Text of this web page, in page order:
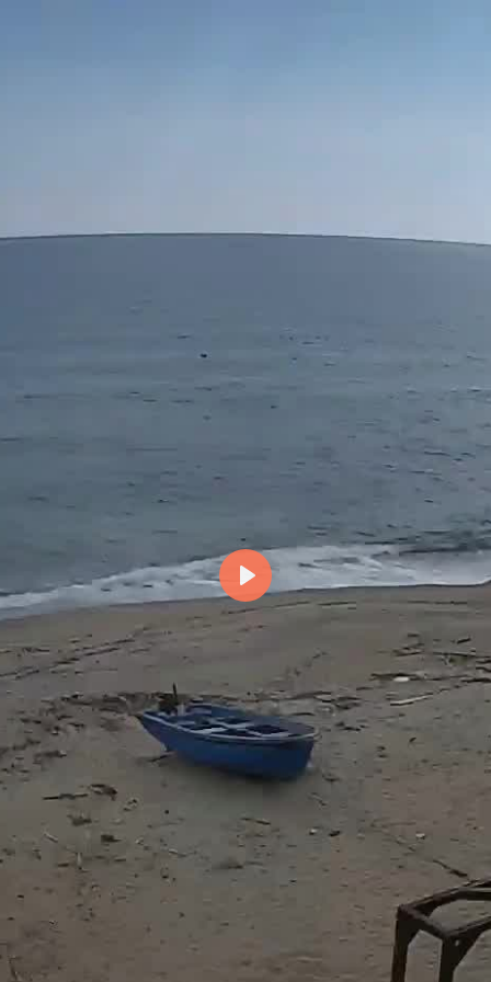
Възпроизвеждане